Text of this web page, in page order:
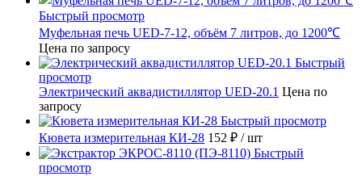
Быстрый просмотр
Муфельная печь UED-7-12, объём 7 литров, до 1200℃
Цена по запросу
Быстрый
просмотр
Электрический аквадистиллятор UED-20.1 Цена по
запросу
Быстрый просмотр
Кювета измерительная КИ-28 152 ₽ / шт
Быстрый
просмотр